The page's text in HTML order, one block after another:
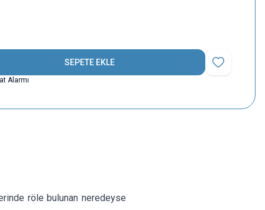
SEPETE EKLE
Favoriye Ekle
Alarmı
röle bulunan neredeyse